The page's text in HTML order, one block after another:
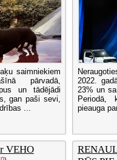
saimniekiem
pārvadā,
un tādējādi
gan paši sevi,
...
2022.
23% un
Periodā,
pieauga
VEHO